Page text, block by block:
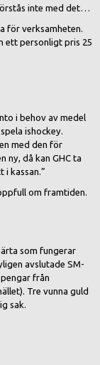
inte med det…
för verksamheten.
ett personligt pris 25
i behov av medel
ishockey.
med den för
ny, då kan GHC ta
i kassan.”
om framtiden.
som fungerar
avslutade SM-
från
Tre vunna guld
sak.